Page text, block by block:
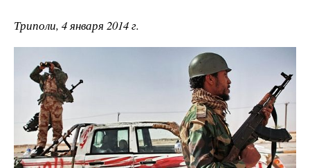
Триполи, 4 января 2014 г.